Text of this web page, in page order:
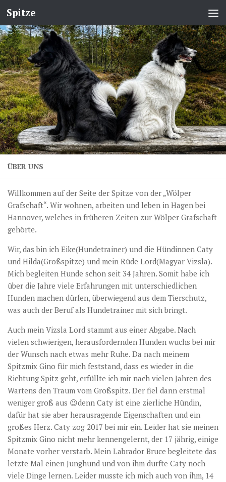
Spitze
ÜBER UNS
Willkommen auf der Seite der Spitze von der „Wölper
Grafschaft“. Wir wohnen, arbeiten und leben in Hagen bei
Hannover, welches in früheren Zeiten zur Wölper Grafschaft
gehörte.
Wir, das bin ich Eike(Hundetrainer) und die Hündinnen Caty
und Hilda(Großspitze) und mein Rüde Lord(Magyar Vizsla).
Mich begleiten Hunde schon seit 34 Jahren. Somit habe ich
über die Jahre viele Erfahrungen mit unterschiedlichen
Hunden machen dürfen, überwiegend aus dem Tierschutz,
was auch der Beruf als Hundetrainer mit sich bringt.
Auch mein Vizsla Lord stammt aus einer Abgabe. Nach
vielen schwierigen, herausfordernden Hunden wuchs bei mir
der Wunsch nach etwas mehr Ruhe. Da nach meinem
Spitzmix Gino für mich feststand, dass es wieder in die
Richtung Spitz geht, erfüllte ich mir nach vielen Jahren des
Wartens den Traum vom Großspitz. Der fiel dann erstmal
weniger groß aus 😉denn Caty ist eine zierliche Hündin,
dafür hat sie aber herausragende Eigenschaften und ein
großes Herz. Caty zog 2017 bei mir ein. Leider hat sie meinen
Spitzmix Gino nicht mehr kennengelernt, der 17 jährig, einige
Monate vorher verstarb. Mein Labrador Bruce begleitete das
letzte Mal einen Junghund und von ihm durfte Caty noch
viele Dinge lernen. Leider musste ich mich auch von ihm, 14